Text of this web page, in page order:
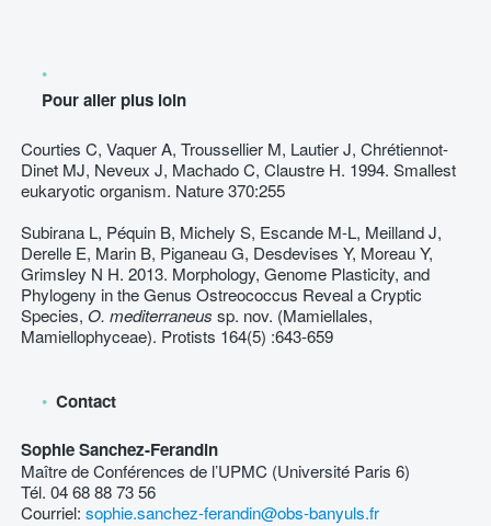
Pour aller plus loin
Courties C, Vaquer A, Troussellier M, Lautier J, Chrétiennot-
Dinet MJ, Neveux J, Machado C, Claustre H. 1994. Smallest
eukaryotic organism. Nature 370:255
Subirana L, Péquin B, Michely S, Escande M-L, Meilland J,
Derelle E, Marin B, Piganeau G, Desdevises Y, Moreau Y,
Grimsley N H. 2013. Morphology, Genome Plasticity, and
Phylogeny in the Genus Ostreococcus Reveal a Cryptic
Species, O. mediterraneus sp. nov. (Mamiellales,
Mamiellophyceae). Protists 164(5) :643-659
Contact
Sophie Sanchez-Ferandin
Maître de Conférences de l’UPMC (Université Paris 6)
Tél. 04 68 88 73 56
Courriel: sophie.sanchez-ferandin@obs-banyuls.fr